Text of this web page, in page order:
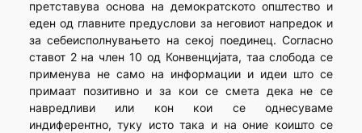
претставува основа на демократското општество и
еден од главните предуслови за неговиот напредок и
за себеисполнувањето на секој поединец. Согласно
ставот 2 на член 10 од Конвенцијата, таа слобода се
применува не само на информации и идеи што се
примаат позитивно и за кои се смета дека не се
навредливи или кон кои се однесуваме
индиферентно, туку исто така и на оние коишто се